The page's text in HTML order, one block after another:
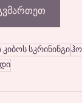
კიბოს სკრინინგი